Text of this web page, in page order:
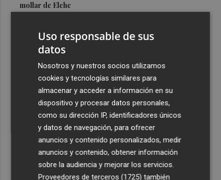
mollar de Elche
festival Epicentro de Mula
UPCT Makers culmina con éxito un catamarán para
monitorizar el Mar Menor y ya prepara un dron
submarino autónomo
Una batea clochinera se hunde y otra sufre daños en un
incidente con un buque en el puerto de Valencia
Recibe toda la actualidad de
Uso responsable de sus
datos
Nosotros y nuestros socios utilizamos
cookies y tecnologías similares para
almacenar y acceder a información en su
dispositivo y procesar datos personales,
como su dirección IP, identificadores únicos
y datos de navegación, para ofrecer
anuncios y contenido personalizados, medir
anuncios y contenido, obtener información
sobre la audiencia y mejorar los servicios.
Proveedores de terceros (1725) también